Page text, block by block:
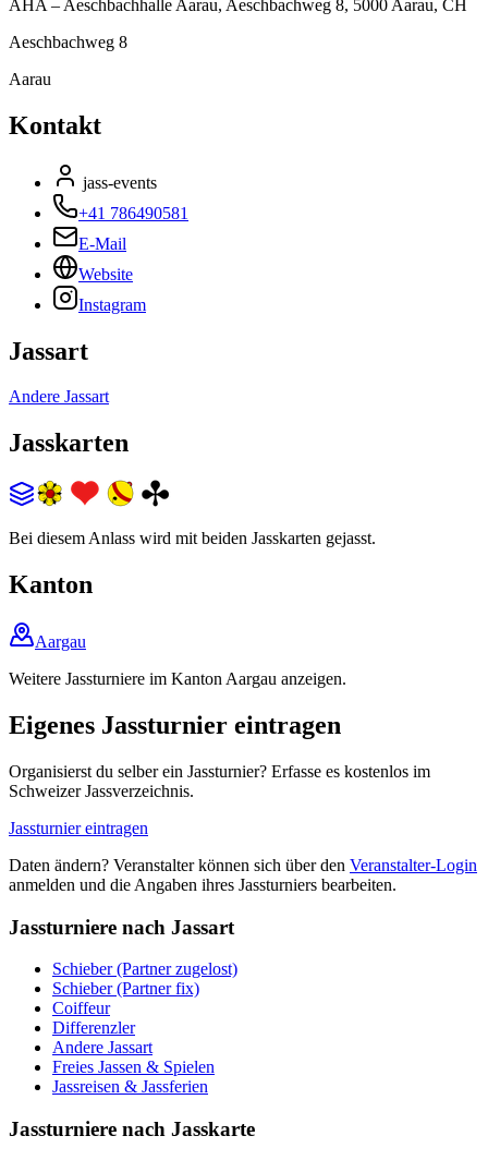
AHA – Aeschbachhalle Aarau, Aeschbachweg 8, 5000 Aarau, CH
Aeschbachweg 8
Aarau
Kontakt
jass-events
+41 786490581
E-Mail
Website
Instagram
Jassart
Andere Jassart
Jasskarten
Bei diesem Anlass wird mit beiden Jasskarten gejasst.
Kanton
Aargau
Weitere Jassturniere im Kanton Aargau anzeigen.
Eigenes Jassturnier eintragen
Organisierst du selber ein Jassturnier? Erfasse es kostenlos im
Schweizer Jassverzeichnis.
Jassturnier eintragen
Daten ändern? Veranstalter können sich über den Veranstalter-Login
anmelden und die Angaben ihres Jassturniers bearbeiten.
Jassturniere nach Jassart
Schieber (Partner zugelost)
Schieber (Partner fix)
Coiffeur
Differenzler
Andere Jassart
Freies Jassen & Spielen
Jassreisen & Jassferien
Jassturniere nach Jasskarte